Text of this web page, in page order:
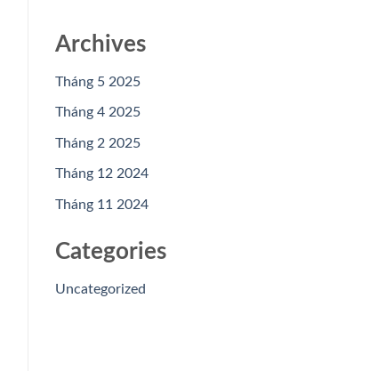
Archives
Tháng 5 2025
Tháng 4 2025
Tháng 2 2025
Tháng 12 2024
Tháng 11 2024
Categories
Uncategorized